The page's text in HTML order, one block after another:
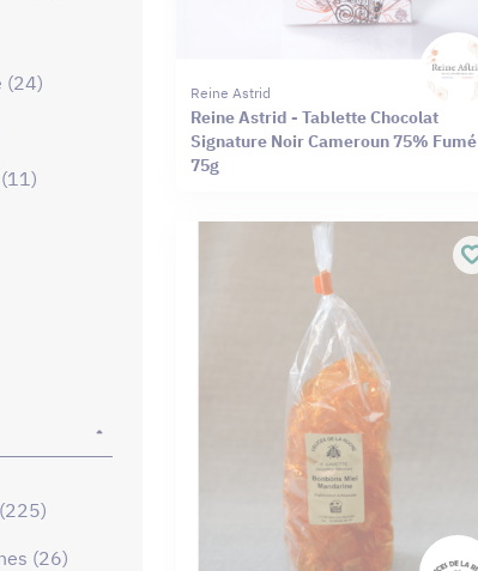
(24)
(26)
Reine Astrid
Reine Astrid - Tablette Chocolat
Signature Noir Cameroun 75% Fumé
75g